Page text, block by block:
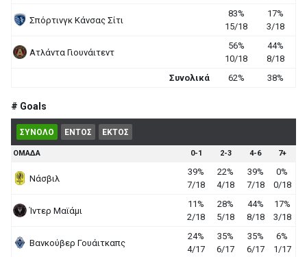
Σπόρτινγκ Κάνσας Σίτι
83%
15/18
17%
3/18
Ατλάντα Γιουνάιτεντ
56%
10/18
44%
8/18
Συνολικά
62% 38%
# Goals
ΣΥΝΟΛΟ ΕΝΤΟΣ ΕΚΤΟΣ
ΟΜΑΔΑ 0-1 2-3 4-6 7+
Νάσβιλ
39%
7/18
22%
4/18
39%
7/18
0%
0/18
Ίντερ Μαϊάμι
11%
2/18
28%
5/18
44%
8/18
17%
3/18
Βανκούβερ Γουάιτκαπς
24%
4/17
35%
6/17
35%
6/17
6%
1/17